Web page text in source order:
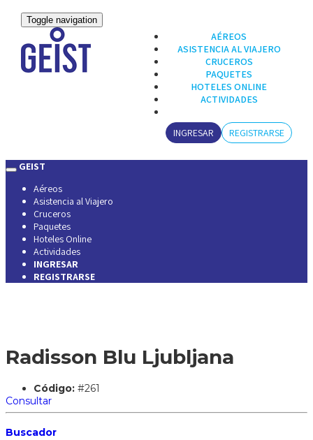
Toggle navigation
AÉREOS
ASISTENCIA AL VIAJERO
CRUCEROS
PAQUETES
HOTELES ONLINE
ACTIVIDADES
INGRESAR REGISTRARSE
GEIST
Aéreos
Asistencia al Viajero
Cruceros
Paquetes
Hoteles Online
Actividades
INGRESAR
REGISTRARSE
Radisson Blu Ljubljana
Código: #261
Consultar
Buscador